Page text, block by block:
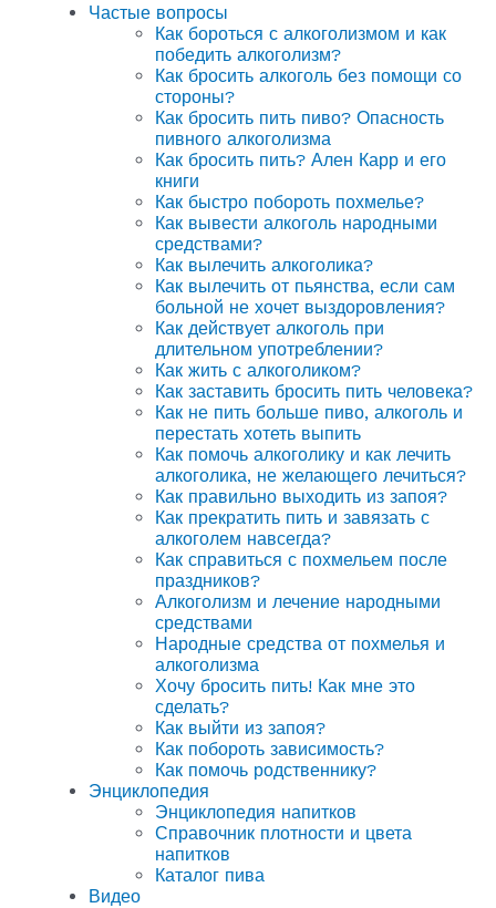
Частые вопросы
Как бороться с алкоголизмом и как
победить алкоголизм?
Как бросить алкоголь без помощи со
стороны?
Как бросить пить пиво? Опасность
пивного алкоголизма
Как бросить пить? Ален Карр и его
книги
Как быстро побороть похмелье?
Как вывести алкоголь народными
средствами?
Как вылечить алкоголика?
Как вылечить от пьянства, если сам
больной не хочет выздоровления?
Как действует алкоголь при
длительном употреблении?
Как жить с алкоголиком?
Как заставить бросить пить человека?
Как не пить больше пиво, алкоголь и
перестать хотеть выпить
Как помочь алкоголику и как лечить
алкоголика, не желающего лечиться?
Как правильно выходить из запоя?
Как прекратить пить и завязать с
алкоголем навсегда?
Как справиться с похмельем после
праздников?
Алкоголизм и лечение народными
средствами
Народные средства от похмелья и
алкоголизма
Хочу бросить пить! Как мне это
сделать?
Как выйти из запоя?
Как побороть зависимость?
Как помочь родственнику?
Энциклопедия
Энциклопедия напитков
Справочник плотности и цвета
напитков
Каталог пива
Видео